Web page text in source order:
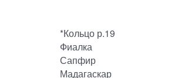
*Кольцо р.19
Фиалка
Сапфир
Мадагаскар